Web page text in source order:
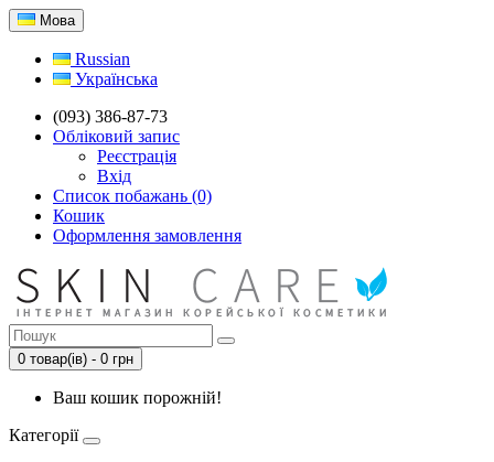
Мова
Russian
Українська
(093) 386-87-73
Обліковий запис
Реєстрація
Вхід
Список побажань (0)
Кошик
Оформлення замовлення
0 товар(ів) - 0 грн
Ваш кошик порожній!
Категорії